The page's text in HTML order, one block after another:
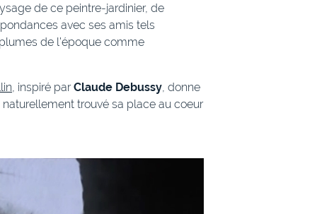
de ce peintre-jardinier, de
avec ses amis tels
de l’époque comme
, inspiré parClaude Debussy , donne
trouvé sa place au coeur